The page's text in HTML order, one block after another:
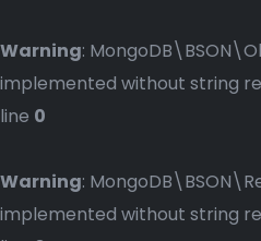
Warning:
implemented without string
line 0
Warning:
implemented without string